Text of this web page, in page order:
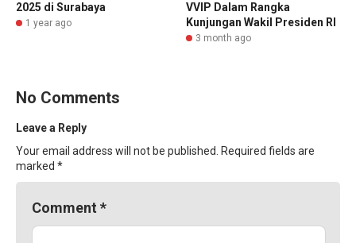
2025 di Surabaya
1 year ago
VVIP Dalam Rangka
Kunjungan Wakil Presiden RI
3 month ago
No Comments
Leave a Reply
Your email address will not be published. Required fields are
marked *
Comment *